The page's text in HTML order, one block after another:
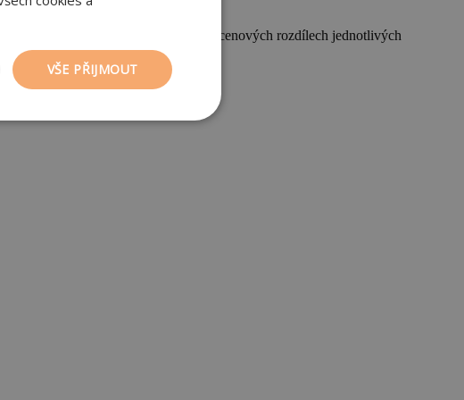
překlady. Bavíme-li se o případných cenových rozdílech jednotlivých
domu.
VŠE PŘIJMOUT
Funkční soubory
uživatele a správa účtu.